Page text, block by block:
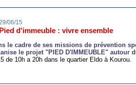
06/15
Pied d'immeuble : vivre ensemble
le cadre de ses missions de prévention
le projet "PIED D'IMMEUBLE" autour
de 10h a 20h dans le quartier Eldo à Kourou.